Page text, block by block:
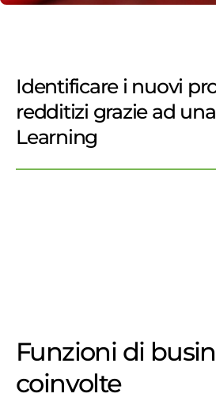
Identificare i nuovi
redditizi grazie ad
Learning
Funzioni di
coinvolte